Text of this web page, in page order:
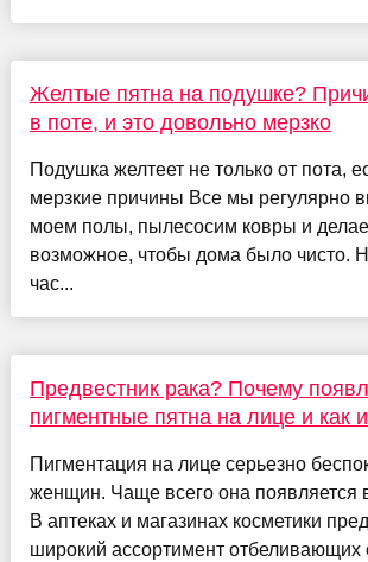
Желтые пятна на подушке?
в поте, и это довольно мерзко
Подушка желтеет не только от пота,
мерзкие причины Все мы регулярно
моем полы, пылесосим ковры и
возможное, чтобы дома было чисто.
час...
Предвестник рака? Почему
пигментные пятна на лице и как
Пигментация на лице серьезно
женщин. Чаще всего она появляется
В аптеках и магазинах косметики
широкий ассортимент отбеливающих